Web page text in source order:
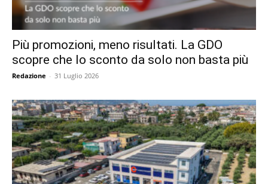
Più promozioni, meno risultati. La GDO
scopre che lo sconto da solo non basta più
Redazione - 31 Luglio 2026